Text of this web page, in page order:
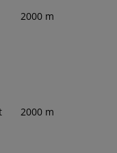
2000 m
2000 m